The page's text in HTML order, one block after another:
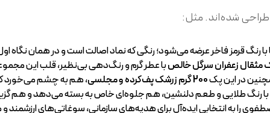
شده‌اند. مثل:
رنگ قرمز فاخر عرضه می‌شود؛ رنگی که نماد اصالت است و در همان نگاه
مثقال زعفران سرگل خالصبا عطر گرم و رنگ‌دهی بی‌نظیر، قلب این
در این پک200 گرم زرشک پف‌کرده و مجلسی
، هم به چشم می‌خورد که
با رنگ طلایی و طعم دلنشین، هم جلوه‌ای خاص به بسته می‌دهد و هم
را به انتخابی ایده‌آل برای هدیه‌های سازمانی، سوغاتی‌های